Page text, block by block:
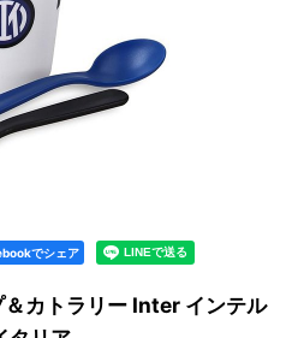
でシェア
カトラリー Inter インテル